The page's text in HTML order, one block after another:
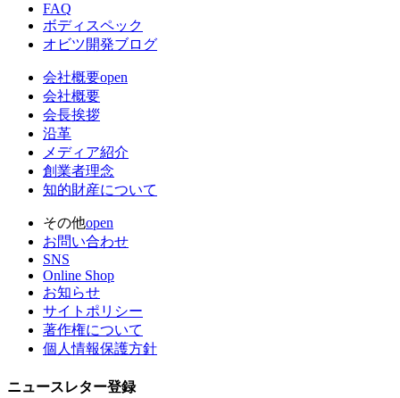
FAQ
ボディスペック
オビツ開発ブログ
会社概要open
会社概要
会長挨拶
沿革
メディア紹介
創業者理念
知的財産について
その他open
お問い合わせ
SNS
Online Shop
お知らせ
サイトポリシー
著作権について
個人情報保護方針
ニュースレター登録